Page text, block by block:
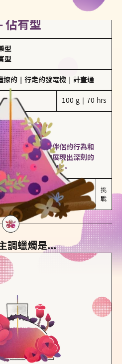
佔有型
型
型
撩的 行走的發電機 計畫通
100 g｜70 hrs
有型
、肉桂
的保護欲，對於伴侶的行為和
吃醋。在關係中展現出深刻的
可能讓人感到窒息。
嫉妒心較強
可能出現控制欲
挑
戰
調蠟燭是...